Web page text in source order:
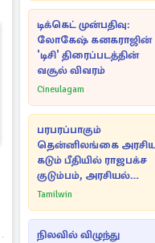
டிக்கெட் முன்பதிவு:
லோகேஷ் கனகராஜின்
'டிசி' திரைப்படத்தின்
வசூல் விவரம்
Cineulagam
பரபரப்பாகும்
தென்னிலங்கை
கடும் பீதியில் ராஜபக்ச
குடும்பம், அரசியல்
நட்புகள்
Tamilwin
நிலவில் விழுந்து